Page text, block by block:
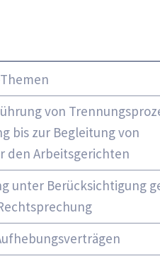
von
bis zur Begleitung von
den Arbeitsgerichten
unter Berücksichtigung